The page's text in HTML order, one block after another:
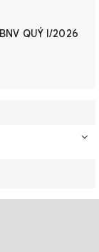
QUÝ I/2026